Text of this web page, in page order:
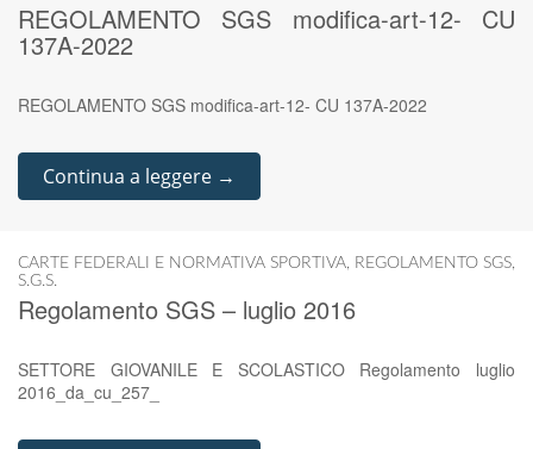
REGOLAMENTO SGS modifica-art-12- CU
137A-2022
REGOLAMENTO SGS modifica-art-12- CU 137A-2022
Continua a leggere →
CARTE FEDERALI E NORMATIVA SPORTIVA, REGOLAMENTO SGS,
S.G.S.
Regolamento SGS – luglio 2016
SETTORE GIOVANILE E SCOLASTICO Regolamento luglio
2016_da_cu_257_